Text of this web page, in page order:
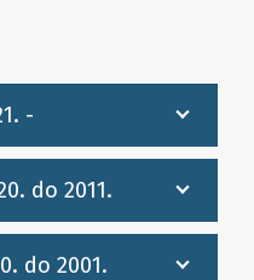
-
do 2011.
do 2001.